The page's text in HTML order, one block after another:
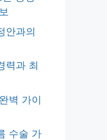
안과의
력과 최
벽 가이
수술 가